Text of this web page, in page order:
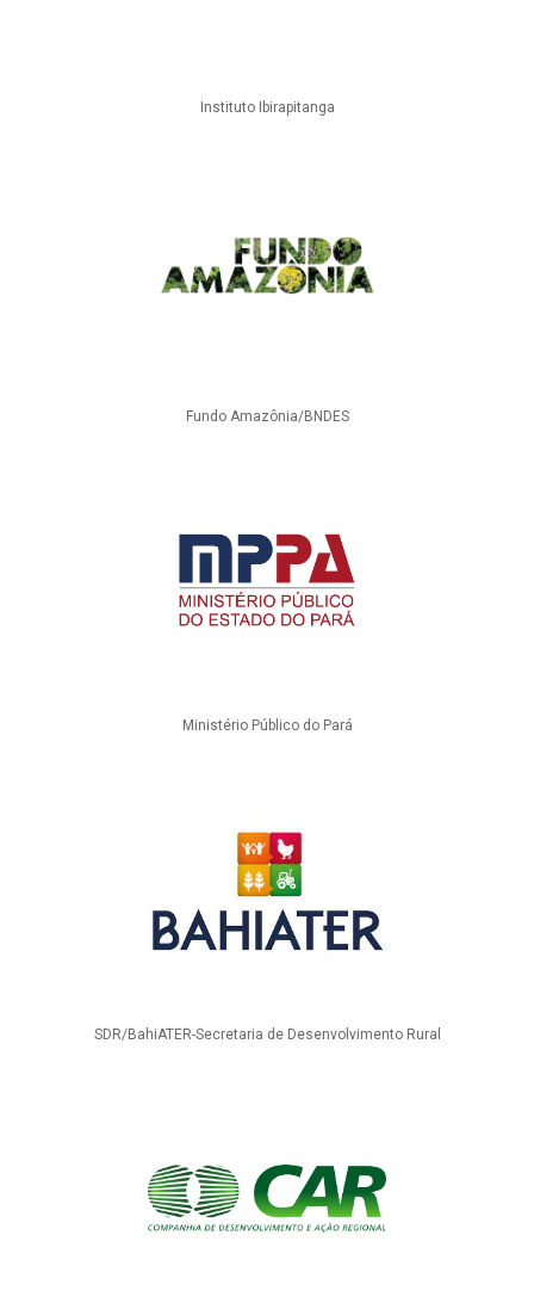
Instituto Ibirapitanga
Fundo Amazônia/BNDES
Ministério Público do Pará
SDR/BahiATER-Secretaria de Desenvolvimento Rural